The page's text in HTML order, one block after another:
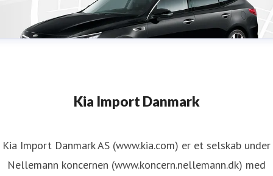
Kia Import Danmark
Kia Import Danmark AS (www.kia.com) er et selskab under
Nellemann koncernen (www.koncern.nellemann.dk) med